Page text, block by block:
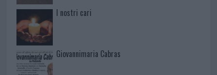
I nostri cari
Giovannimaria Cabras